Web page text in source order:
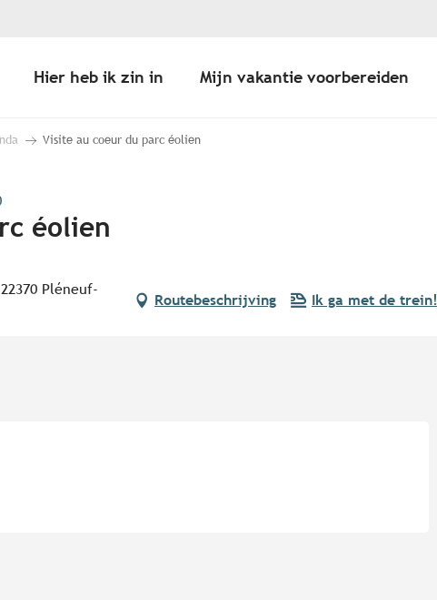
Hier heb ik zin in Mijn vakantie voorbereiden
Visite au coeur du parc éolien
éolien
Pléneuf-
Routebeschrijving Ik ga met de trein!